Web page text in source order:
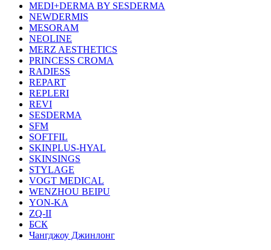
MEDI+DERMA BY SESDERMA
NEWDERMIS
MESORAM
NEOLINE
MERZ AESTHETICS
PRINCESS CROMA
RADIESS
REPART
REPLERI
REVI
SESDERMA
SFM
SOFTFIL
SKINPLUS-HYAL
SKINSINGS
STYLAGE
VOGT MEDICAL
WENZHOU BEIPU
YON-KA
ZQ-II
БСК
Чангджоу Джинлонг